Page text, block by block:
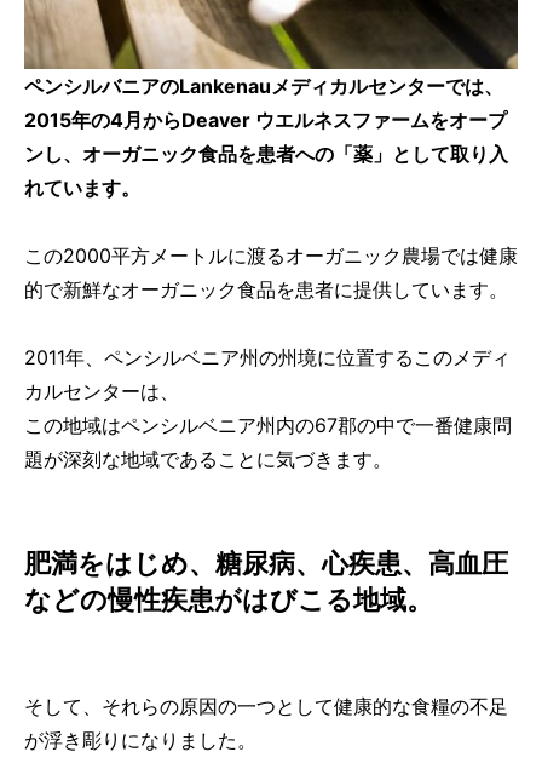
ペンシルバニアのLankenauメディカルセンターでは、
2015年の4月からDeaver ウエルネスファームをオープ
ンし、オーガニック食品を患者への「薬」として取り入
れています。
この2000平方メートルに渡るオーガニック農場では健康
的で新鮮なオーガニック食品を患者に提供しています。
2011年、ペンシルベニア州の州境に位置するこのメディ
カルセンターは、
この地域はペンシルベニア州内の67郡の中で一番健康問
題が深刻な地域であることに気づきます。
肥満をはじめ、糖尿病、心疾患、高血圧
などの慢性疾患がはびこる地域。
そして、それらの原因の一つとして健康的な食糧の不足
が浮き彫りになりました。